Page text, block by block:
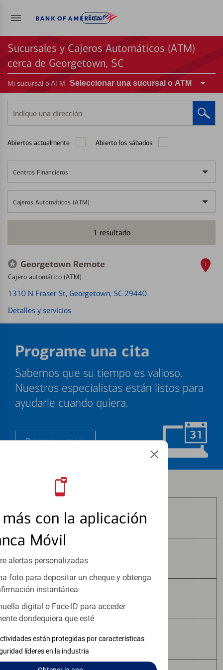
Entrar
con la aplicación
Móvil
alertas personalizadas
foto para depositar un cheque y obtenga
instantánea
digital o Face ID para acceder
dondequiera que esté
están protegidas por características
líderes en la industria
Sucursales y Cajeros Automáticos (ATM)
cerca de Georgetown, SC
Mi sucursal o ATM Seleccionar una sucursal o ATM
Indique
una
Abiertos actualmente Abierto los sábados
Centros Financieros
Cajeros Automáticos (ATM)
1 resultado
Georgetown Remote
Cajero automático (ATM)
1310 N Fraser St, Georgetown, SC 29440
Detalles y servicios
1
Programe una cita
Sabemos que su tiempo es valioso.
Nuestros especialistas están listos para
ayudarle cuando quiera.
Programar ahora
Los productos de inversión y seguros:
No Están Asegurados por FDIC
No Tienen Garantía Bancaria
No Constituyen Depósitos